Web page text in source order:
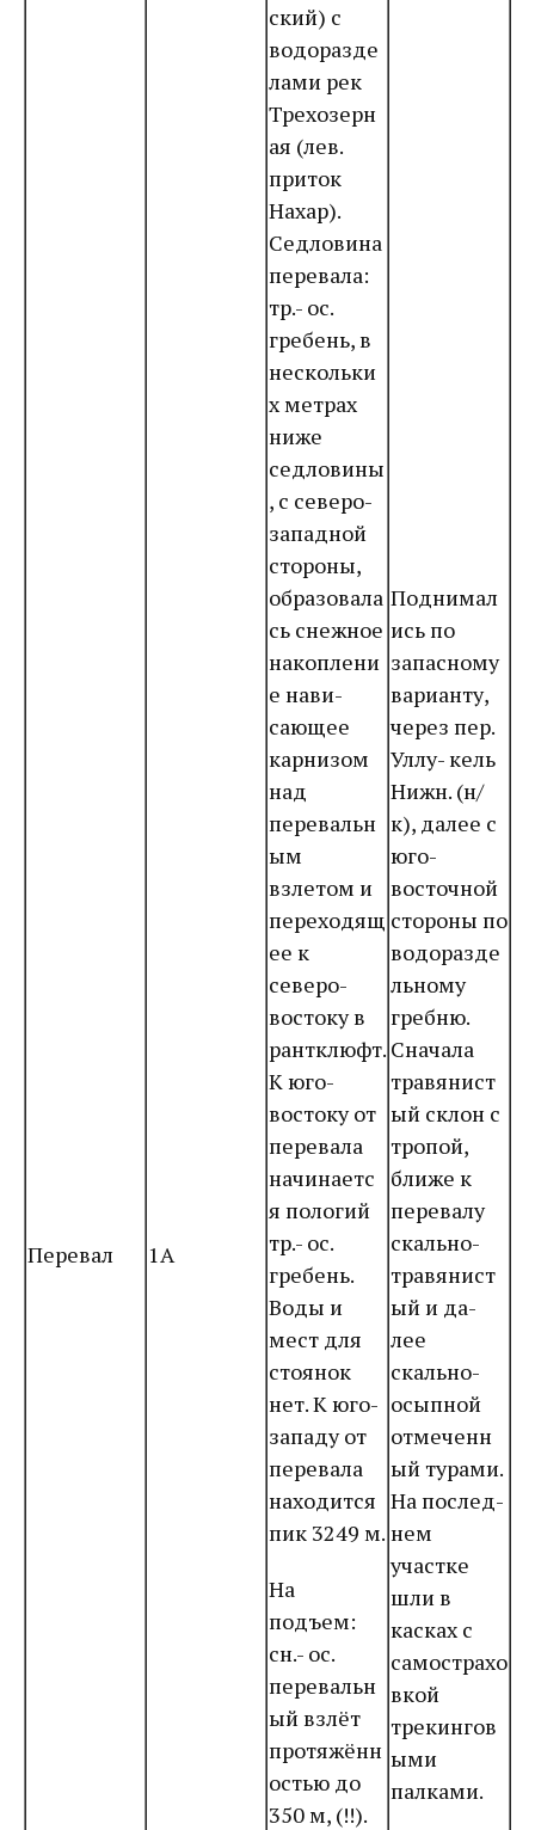
Перевал 1А
ский) с
водоразде
лами рек
Трехозерн
ая (лев.
приток
Нахар).
Седловина
перевала:
тр.- ос.
гребень, в
нескольки
х метрах
ниже
седловины
, с северо-
западной
стороны,
образовала
сь снежное
накоплени
е нави-
сающее
карнизом
над
перевальн
ым
взлетом и
переходящ
ее к
северо-
востоку в
рантклюфт.
К юго-
востоку от
перевала
начинаетс
я пологий
тр.- ос.
гребень.
Воды и
мест для
стоянок
нет. К юго-
западу от
перевала
находится
пик 3249 м.
На
подъем:
сн.- ос.
перевальн
ый взлёт
протяжённ
остью до
350 м, (!!).
Поднимал
ись по
запасному
варианту,
через пер.
Уллу- кель
Нижн. (н/
к), далее с
юго-
восточной
стороны по
водоразде
льному
гребню.
Сначала
травянист
ый склон с
тропой,
ближе к
перевалу
скально-
травянист
ый и да-
лее
скально-
осыпной
отмеченн
ый турами.
На послед-
нем
участке
шли в
касках с
самострахо
вкой
трекингов
ыми
палками.